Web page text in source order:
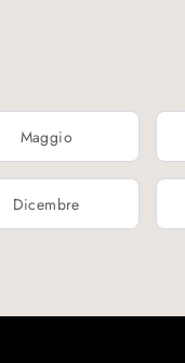
Maggio
Dicembre